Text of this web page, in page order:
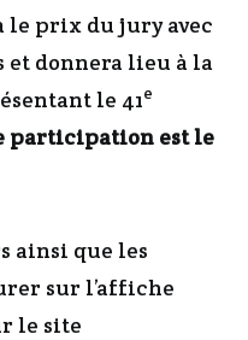
le prix du jury avec
et donnera lieu à la
le 41e
participation est le
ainsi que les
sur l’affiche
le site